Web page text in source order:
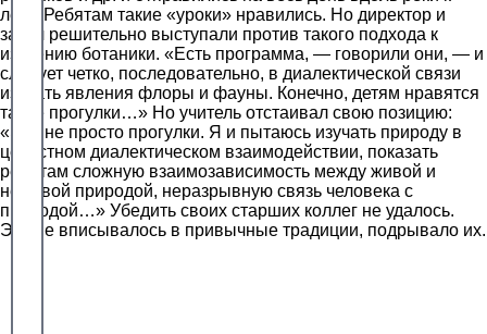
лесу. Ребятам такие «уроки» нравились. Но директор и
завуч решительно выступали против такого подхода к
изучению ботаники. «Есть программа, — говорили они, — и
следует четко, последовательно, в диалектической связи
изучать явления флоры и фауны. Конечно, детям нравятся
такие прогулки…» Но учитель отстаивал свою позицию:
«Это не просто прогулки. Я и пытаюсь изучать природу в
целостном диалектическом взаимодействии, показать
ребятам сложную взаимозависимость между живой и
неживой природой, неразрывную связь человека с
природой…» Убедить своих старших коллег не удалось.
Это не вписывалось в привычные традиции, подрывало их.